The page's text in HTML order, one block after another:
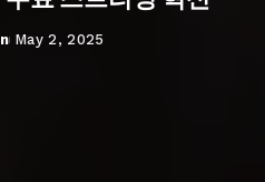
May 2, 2025